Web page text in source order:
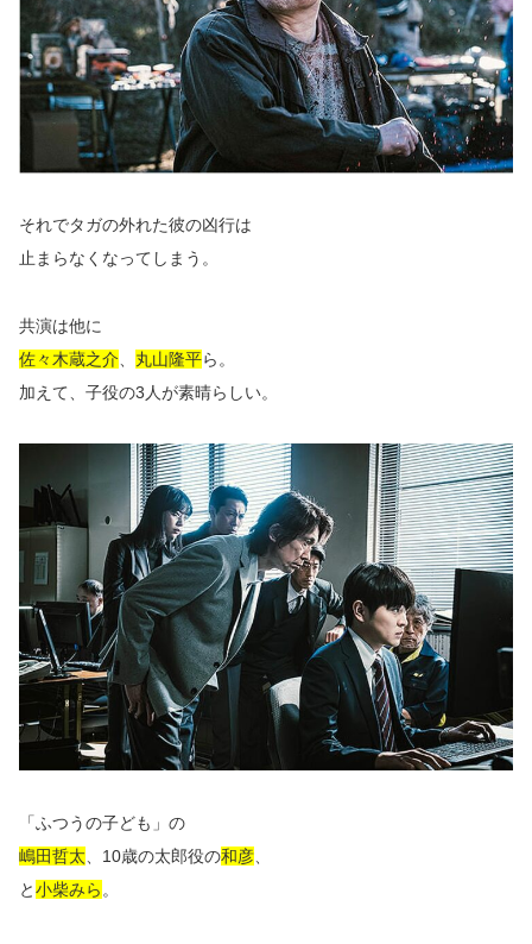
それでタガの外れた彼の凶行は
止まらなくなってしまう。
共演は他に
佐々木蔵之介
丸山隆平ら。
加えて、子役の3人が素晴らしい。
「ふつうの子ども」の
嶋田哲太 、10歳の太郎役の和彦
と小柴みら 。